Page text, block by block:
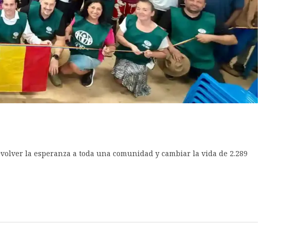
la esperanza a toda una comunidad y cambiar la vida de 2.289